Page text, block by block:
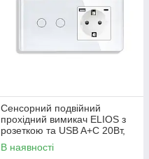
Сенсорний подвійний
прохідний вимикач ELIOS з
розеткою та USB A+C 20Вт,
білий, скло, дотиковий,
заземлення,
В наявності